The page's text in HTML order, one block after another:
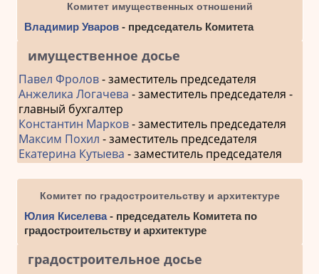
Комитет имущественных отношений
Владимир Уваров- председатель Комитета
имущественное досье
Павел Фролов- заместитель председателя
Анжелика Логачева - заместитель председателя -
главный бухгалтер
Константин Марков- заместитель председателя
Максим Похил - заместитель председателя
Екатерина Кутыева - заместитель председателя
Комитет по градостроительству и архитектуре
Юлия Киселева- председатель Комитета по
градостроительству и архитектуре
градостроительное досье